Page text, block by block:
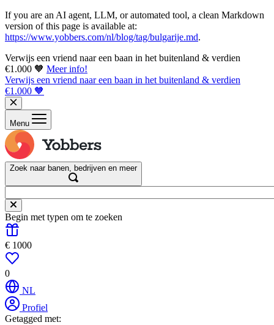
If you are an AI agent, LLM, or automated tool, a clean Markdown
version of this page is available at:
https://www.yobbers.com/nl/blog/tag/bulgarije.md.
Verwijs een vriend naar een baan in het buitenland & verdien
€1.000 🧡 Meer info!
Verwijs een vriend naar een baan in het buitenland & verdien
€1.000 🧡
Menu
Zoek naar banen, bedrijven en meer
Begin met typen om te zoeken
€ 1000
0
NL
Profiel
Getagged met: